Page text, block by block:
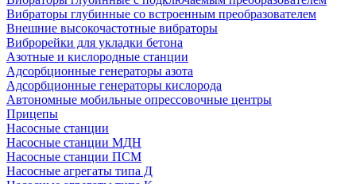
Вибраторы глубинные со встроенным преобразователем
Внешние высокочастотные вибраторы
Виброрейки для укладки бетона
Азотные и кислородные станции
Адсорбционные генераторы азота
Адсорбционные генераторы кислорода
Автономные мобильные опрессовочные центры
Прицепы
Насосные станции
Насосные станции МДН
Насосные станции ПСМ
Насосные агрегаты типа Д